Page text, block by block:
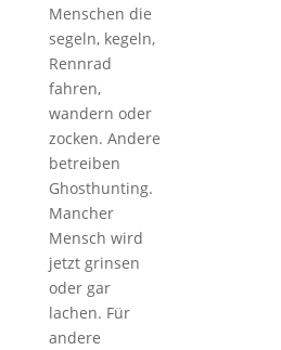
Menschen die
segeln, kegeln,
Rennrad
fahren,
wandern oder
zocken. Andere
betreiben
Ghosthunting.
Mancher
Mensch wird
jetzt grinsen
oder gar
lachen. Für
andere